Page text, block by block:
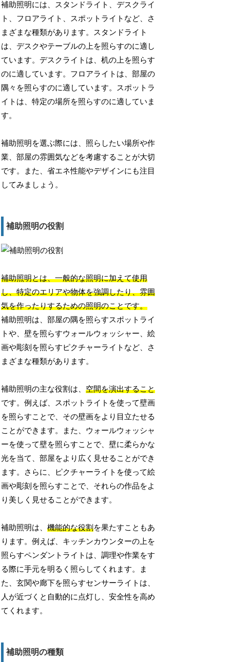
補助照明には、スタンドライト、デスクライ
ト、フロアライト、スポットライトなど、さ
まざまな種類があります。スタンドライト
は、デスクやテーブルの上を照らすのに適し
ています。デスクライトは、机の上を照らす
のに適しています。フロアライトは、部屋の
隅々を照らすのに適しています。スポットラ
イトは、特定の場所を照らすのに適していま
す。
補助照明を選ぶ際には、照らしたい場所や作
業、部屋の雰囲気などを考慮することが大切
です。また、省エネ性能やデザインにも注目
してみましょう。
補助照明の役割
補助照明とは、一般的な照明に加えて使用
し、特定のエリアや物体を強調したり、雰囲
気を作ったりするための照明のことです。
補助照明は、部屋の隅を照らすスポットライ
トや、壁を照らすウォールウォッシャー、絵
画や彫刻を照らすピクチャーライトなど、さ
まざまな種類があります。
補助照明の主な役割は、空間を演出すること
です。例えば、スポットライトを使って壁画
を照らすことで、その壁画をより目立たせる
ことができます。また、ウォールウォッシャ
ーを使って壁を照らすことで、壁に柔らかな
光を当て、部屋をより広く見せることができ
ます。さらに、ピクチャーライトを使って絵
画や彫刻を照らすことで、それらの作品をよ
り美しく見せることができます。
補助照明は、機能的な役割を果たすこともあ
ります。例えば、キッチンカウンターの上を
照らすペンダントライトは、調理や作業をす
る際に手元を明るく照らしてくれます。ま
た、玄関や廊下を照らすセンサーライトは、
人が近づくと自動的に点灯し、安全性を高め
てくれます。
補助照明の種類